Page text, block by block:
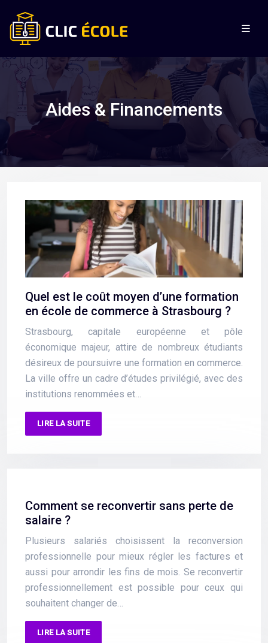
Aides & Financements
Quel est le coût moyen d’une formation
en école de commerce à Strasbourg ?
Strasbourg, capitale européenne et pôle
économique majeur, attire de nombreux étudiants
désireux de poursuivre une formation en commerce.
La ville offre un cadre d’études privilégié, avec des
institutions renommées et…
LIRE LA SUITE
Comment se reconvertir sans perte de
salaire ?
Plusieurs salariés choisissent la reconversion
professionnelle pour mieux régler les factures et
aussi pour arrondir les fins de mois. Se reconvertir
professionnellement est possible pour ceux qui
souhaitent changer de…
LIRE LA SUITE